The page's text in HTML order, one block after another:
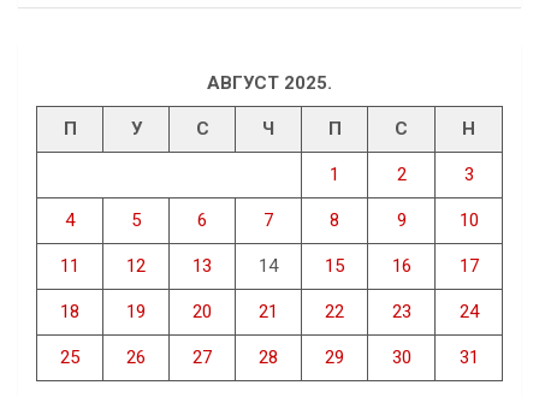
АВГУСТ 2025.
П У С Ч П С Н
1 2 3
4 5 6 7 8 9 10
11 12 13 14 15 16 17
18 19 20 21 22 23 24
25 26 27 28 29 30 31